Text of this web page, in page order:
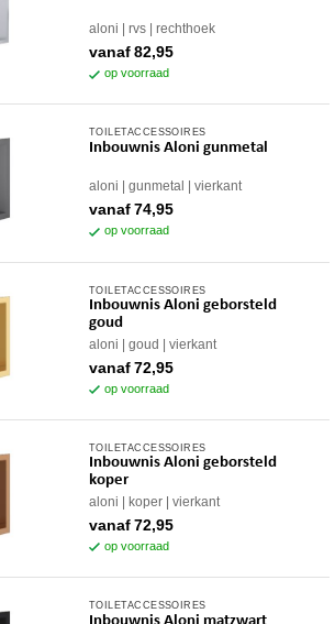
worden
op
de
aloni rvs rechthoek
vanaf 82,95
op voorraad
heeft
meerdere
variaties.
kan
worden
op
de
TOILETACCESSOIRES
Inbouwnis Aloni gunmetal
aloni gunmetal vierkant
vanaf 74,95
op voorraad
Dit
heeft
meerdere
variaties.
kan
gekozen
worden
op
de
TOILETACCESSOIRES
Inbouwnis Aloni geborsteld
goud
aloni goud vierkant
vanaf 72,95
op voorraad
Dit
product
heeft
meerdere
variaties.
kan
gekozen
worden
op
de
TOILETACCESSOIRES
Inbouwnis Aloni geborsteld
koper
aloni koper vierkant
vanaf 72,95
op voorraad
Dit
product
heeft
meerdere
variaties.
kan
TOILETACCESSOIRES
Dit